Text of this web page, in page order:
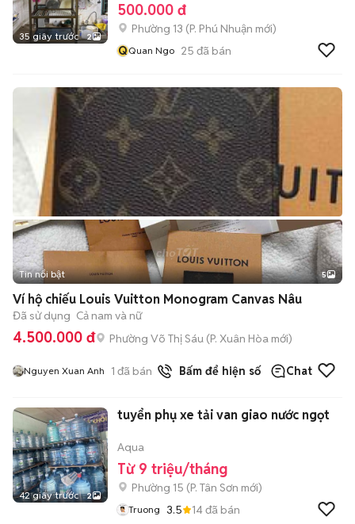
35 giây trước 2
500.000 đ
Phường 13 (P. Phú Nhuận mới)
QQuan Ngo 25 đã bán
Tin nổi bật 5
Ví hộ chiếu Louis Vuitton Monogram Canvas Nâu
Đã sử dụng Cả nam và nữ
4.500.000 đ Phường Võ Thị Sáu (P. Xuân Hòa mới)
Nguyen Xuan Anh 1 đã bán Bấm để hiện số Chat
42 giây trước 2
tuyển phụ xe tải van giao nước ngọt
Aqua
Từ 9 triệu/tháng
Phường 15 (P. Tân Sơn mới)
Truong 3.5 14đã bán